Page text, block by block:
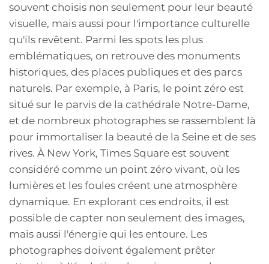
souvent choisis non seulement pour leur beauté
visuelle, mais aussi pour l'importance culturelle
qu'ils revêtent. Parmi les spots les plus
emblématiques, on retrouve des monuments
historiques, des places publiques et des parcs
naturels. Par exemple, à Paris, le point zéro est
situé sur le parvis de la cathédrale Notre-Dame,
et de nombreux photographes se rassemblent là
pour immortaliser la beauté de la Seine et de ses
rives. À New York, Times Square est souvent
considéré comme un point zéro vivant, où les
lumières et les foules créent une atmosphère
dynamique. En explorant ces endroits, il est
possible de capter non seulement des images,
mais aussi l'énergie qui les entoure. Les
photographes doivent également prêter